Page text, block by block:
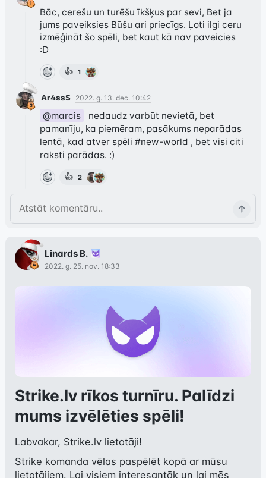
Bāc, cerešu un turēšu īkšķus par sevi, Bet ja
jums paveiksies Būšu ari priecīgs. Ļoti ilgi ceru
izmēģināt šo spēli, bet kaut kā nav paveicies
:D
👍 1
Ar4ssS 2022. g. 13. dec. 10:42
@marcis
  nedaudz varbūt nevietā, bet
pamanīju, ka piemēram, pasākums neparādas
lentā, kad atver spēli #new-world , bet visi citi
raksti parādas. :)
👍 2
Linards B.
2022. g. 25. nov. 18:33
Strike.lv rīkos turnīru. Palīdzi
mums izvēlēties spēli!
Labvakar, Strike.lv lietotāji!
Strike komanda vēlas paspēlēt kopā ar mūsu
lietotājiem. Lai visiem interesantāk un lai mēs